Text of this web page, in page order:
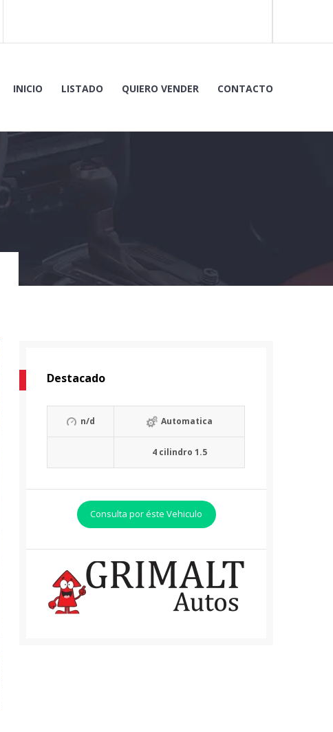
INICIO LISTADO QUIERO VENDER CONTACTO
Destacado
n/d Automatica
4 cilindro 1.5
Consulta por éste Vehiculo